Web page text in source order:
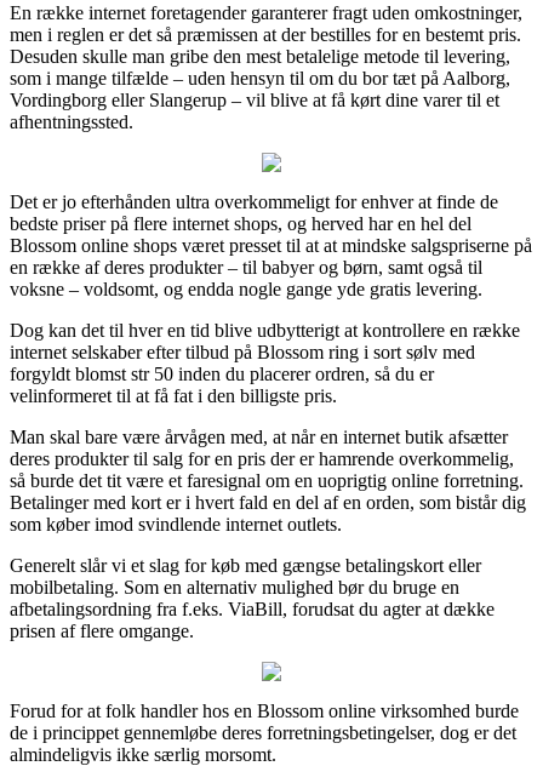
En række internet foretagender garanterer fragt uden omkostninger,
men i reglen er det så præmissen at der bestilles for en bestemt pris.
Desuden skulle man gribe den mest betalelige metode til levering,
som i mange tilfælde – uden hensyn til om du bor tæt på Aalborg,
Vordingborg eller Slangerup – vil blive at få kørt dine varer til et
afhentningssted.
Det er jo efterhånden ultra overkommeligt for enhver at finde de
bedste priser på flere internet shops, og herved har en hel del
Blossom online shops været presset til at at mindske salgspriserne på
en række af deres produkter – til babyer og børn, samt også til
voksne – voldsomt, og endda nogle gange yde gratis levering.
Dog kan det til hver en tid blive udbytterigt at kontrollere en række
internet selskaber efter tilbud på Blossom ring i sort sølv med
forgyldt blomst str 50 inden du placerer ordren, så du er
velinformeret til at få fat i den billigste pris.
Man skal bare være årvågen med, at når en internet butik afsætter
deres produkter til salg for en pris der er hamrende overkommelig,
så burde det tit være et faresignal om en uoprigtig online forretning.
Betalinger med kort er i hvert fald en del af en orden, som bistår dig
som køber imod svindlende internet outlets.
Generelt slår vi et slag for køb med gængse betalingskort eller
mobilbetaling. Som en alternativ mulighed bør du bruge en
afbetalingsordning fra f.eks. ViaBill, forudsat du agter at dække
prisen af flere omgange.
Forud for at folk handler hos en Blossom online virksomhed burde
de i princippet gennemløbe deres forretningsbetingelser, dog er det
almindeligvis ikke særlig morsomt.